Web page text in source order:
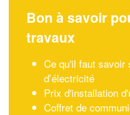
Bon à savoir
travaux
Ce qu'il faut
d’électricité
Prix d'installation
Coffret de